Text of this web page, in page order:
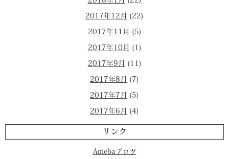
2017年12月 (22)
2017年11月 (5)
2017年10月 (1)
2017年9月 (11)
2017年8月 (7)
2017年7月 (5)
2017年6月 (4)
リンク
Amebaブログ